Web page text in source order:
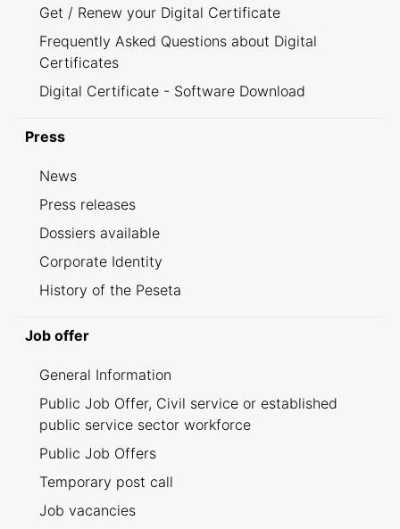
Get / Renew your Digital Certificate
Frequently Asked Questions about Digital
Certificates
Digital Certificate - Software Download
Press
News
Press releases
Dossiers available
Corporate Identity
History of the Peseta
Job offer
General Information
Public Job Offer, Civil service or established
public service sector workforce
Public Job Offers
Temporary post call
Job vacancies